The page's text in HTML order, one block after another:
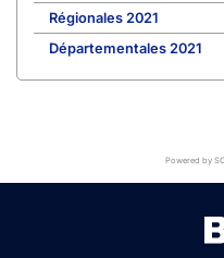
Régionales 2021
Départementales 2021
Powered by